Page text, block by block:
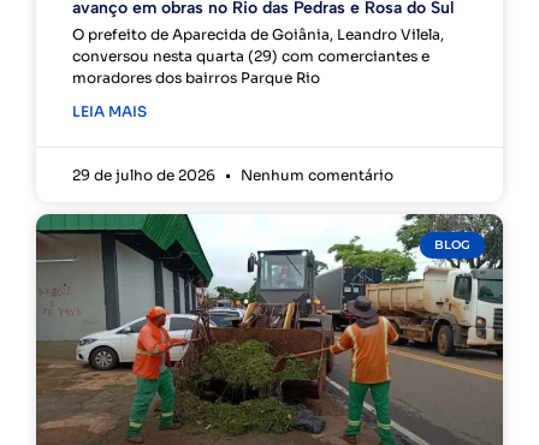
avanço em obras no Rio das Pedras e Rosa do Sul
O prefeito de Aparecida de Goiânia, Leandro Vilela,
conversou nesta quarta (29) com comerciantes e
moradores dos bairros Parque Rio
LEIA MAIS
29 de julho de 2026 Nenhum comentário
BLOG